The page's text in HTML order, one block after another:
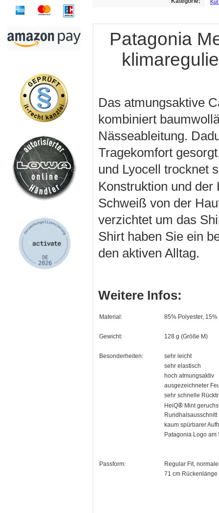
Patagonia
Das atmungsaktive
kombiniert
Nässeableitung.
Tragekomfort
und Lyocell trocknet
Konstruktion und der
Schweiß von der
verzichtet um das
Shirt haben Sie ein
den aktiven Alltag.
Weitere Infos:
Material: 85% Polyester,
Gewicht: 128 g (Größe M)
Besonderheiten:
sehr leicht
sehr elastisch
hoch atmungsaktiv
ausgezeichneter
sehr schnelle
HeiQ® Mint
Rundhalsausschnitt
kaum spürbarer
Patagonia Logo am
Passform:
Regular Fit,
71 cm Rückenlänge